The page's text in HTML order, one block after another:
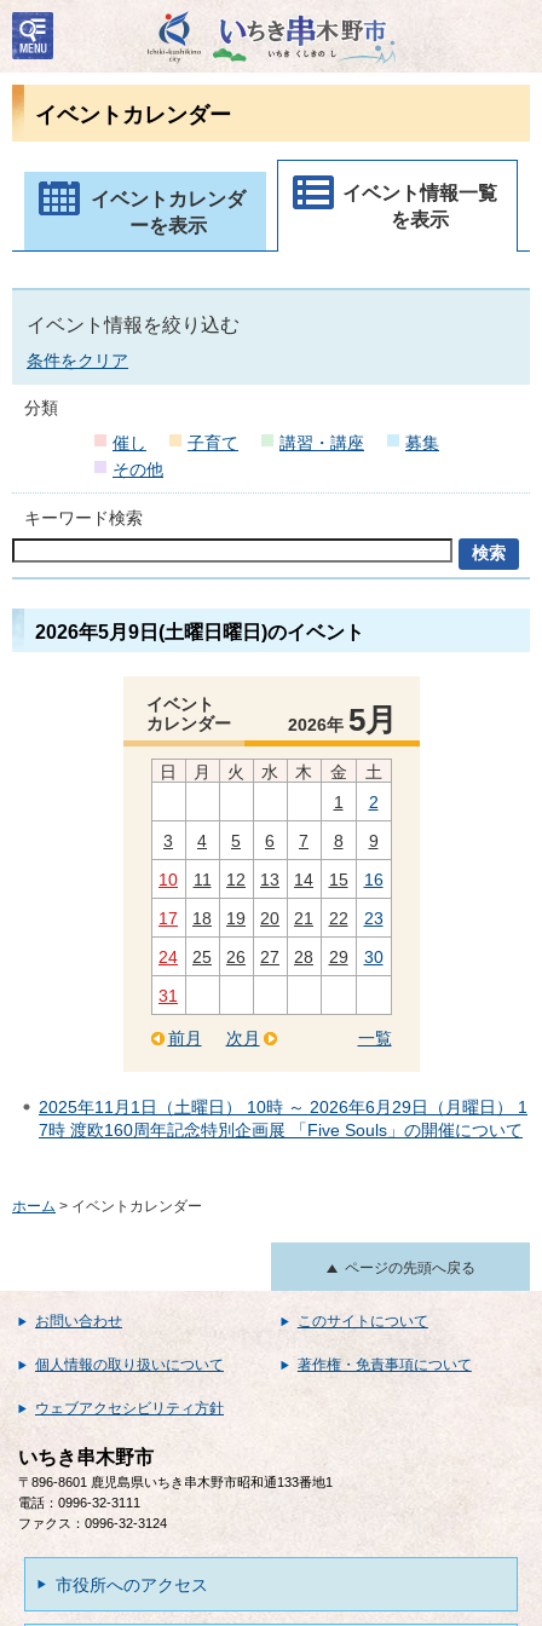
いちき串木野市
検
索・
共通
ューイベントカレンダー
イベントカレンダ
ーを表示
イベント情報一覧
を表示
イベント情報を絞り込む
条件をクリア
分類
催し
子育て 講習・講座
募集
その他
キーワード検索
2026年5月9日(土曜日曜日)のイベント
イベント
カレンダー
2026年 5月
日 月 火 水 木 金
土
1
2
3
4 5 6 7 8
9
10
11 12 13 14 15
16
17
18 19 20 21 22
23
24
25 26 27 28 29
30
31
前月 一覧
次月
2025年11月1日（土曜日） 10時 ～ 2026年6月29日（月曜日） 1
7時 渡欧160周年記念特別企画展 「Five Souls」の開催について
ホーム > イベントカレンダー
ページの先頭へ戻る
お問い合わせ このサイトについて
個人情報の取り扱いについて 著作権・免責事項について
ウェブアクセシビリティ方針
いちき串木野市
〒896-8601 鹿児島県いちき串木野市昭和通133番地1
電話：0996-32-3111
ファクス：0996-32-3124
市役所へのアクセス